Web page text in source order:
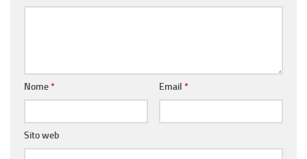
Nome* Email *
Sito web